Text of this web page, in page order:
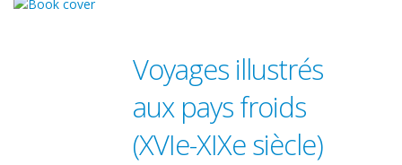
Voyages illustrés
aux pays froids
(XVIe-XIXe siècle)